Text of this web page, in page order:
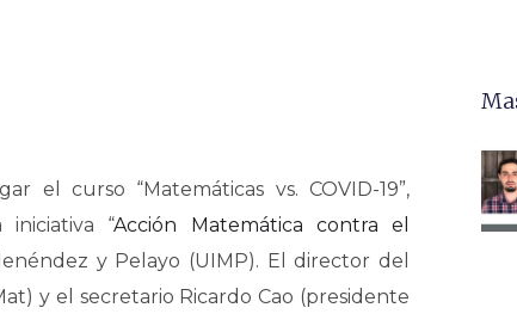
curso “Matemáticas vs. COVID-19”,
“Acción Matemática contra el
y Pelayo (UIMP). El director del
y el secretario Ricardo Cao (presidente